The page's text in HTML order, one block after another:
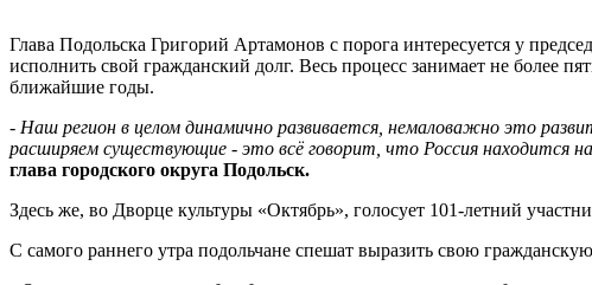
Глава Подольска Григорий Артамонов с порога интересуется у
исполнить свой гражданский долг. Весь процесс занимает не более
ближайшие годы.
- Наш регион в целом динамично развивается, немаловажно это
расширяем существующие - это всё говорит, что Россия находится
глава городского округа Подольск.
Здесь же, во Дворце культуры «Октябрь», голосует 101-летний
С самого раннего утра подольчане спешат выразить свою